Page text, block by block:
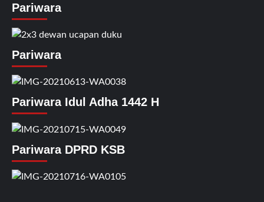
Pariwara
Pariwara
Pariwara Idul Adha 1442 H
Pariwara DPRD KSB